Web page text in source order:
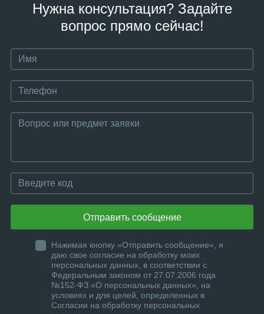
Нужна консультация? Задайте
вопрос прямо сейчас!
Отправить сообщение
Нажимая кнопку «Отправить сообщение», я
даю свое согласие на обработку моих
персональных данных, в соответствии с
Федеральным законом от 27.07.2006 года
№152-ФЗ «О персональных данных», на
условиях и для целей, определенных в
Согласии на обработку персональных